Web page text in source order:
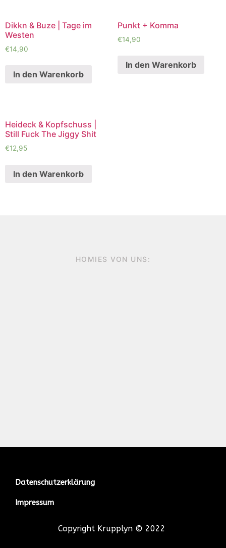
Dikkn & Buze | Tage im
Westen
€14,90
In den Warenkorb
Punkt + Komma
€14,90
In den Warenkorb
Heideck & Kopfschuss |
Still Fuck The Jiggy Shit
€12,95
In den Warenkorb
HOMIES VON UNS:
Datenschutzerklärung
Impressum
Copyright Krupplyn © 2022